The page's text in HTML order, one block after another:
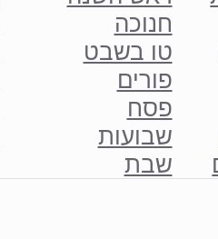
חנוכה
טו בשבט
פורים
פסח
שבועות
שבת